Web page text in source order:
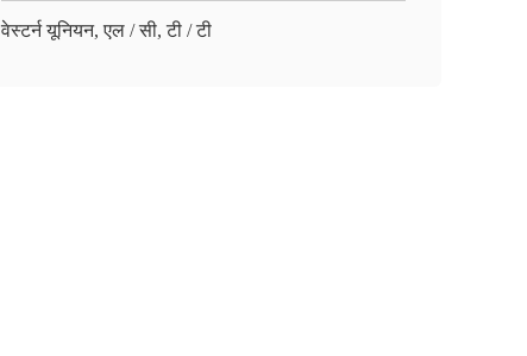
वेस्टर्न यूनियन, एल / सी, टी / टी